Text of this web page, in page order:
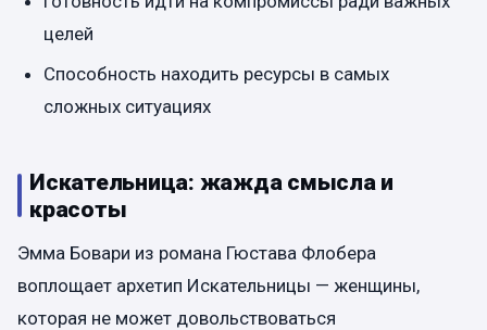
целей
Способность находить ресурсы в самых
сложных ситуациях
Искательница: жажда смысла и
красоты
Эмма Бовари из романа Гюстава Флобера
воплощает архетип Искательницы — женщины,
которая не может довольствоваться